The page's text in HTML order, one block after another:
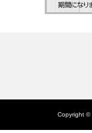
Copyright ©